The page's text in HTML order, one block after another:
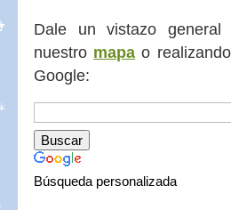
Dale un vistazo general
nuestro mapa o
Google:
Búsqueda personalizada